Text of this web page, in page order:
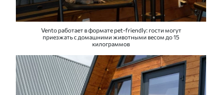
Vento работает в формате pet-friendly: гости могут
приезжать с домашними животными весом до 15
килограммов